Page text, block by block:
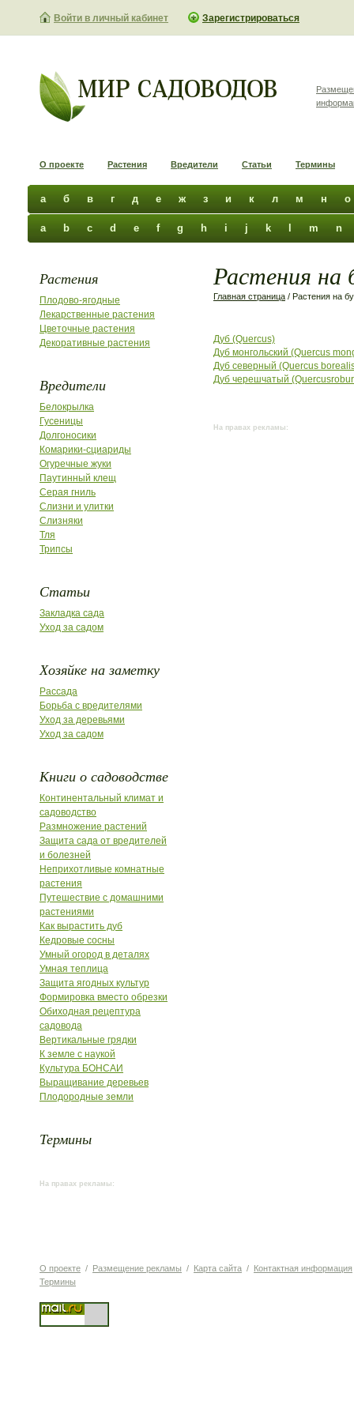
Войти в личный кабинет Зарегистрироваться
О проекте Растения Вредители Статьи Термины
а б в г д е ж з и к л м н о
a b c d e f g h i j k m n
Растения
Плодово-ягодные
Лекарственные растения
Цветочные растения
Декоративные растения
Вредители
Белокрылка
Гусеницы
Долгоносики
Комарики-сциариды
Огуречные жуки
Паутинный клещ
Серая гниль
Слизни и улитки
Слизняки
Тля
Трипсы
Статьи
Закладка сада
Уход за садом
Хозяйке на заметку
Рассада
Борьба с вредителями
Уход за деревьями
Уход за садом
Книги о садоводстве
Континентальный климат и
садоводство
Размножение растений
Защита сада от вредителей
и болезней
Неприхотливые комнатные
растения
Путешествие с домашними
растениями
Как вырастить дуб
Кедровые сосны
Умный огород в деталях
Умная теплица
Защита ягодных культур
Формировка вместо обрезки
Обиходная рецептура
садовода
Вертикальные грядки
К земле с наукой
Культура БОНСАИ
Выращивание деревьев
Плодородные земли
Термины
На правах рекламы:
Растения на
Главная страница / Растения на
Дуб (Quercus)
Дуб монгольский (Quercus
Дуб северный (Quercus
Дуб черешчатый
На правах рекламы:
О проекте / Размещение рекламы / Карта сайта / Контактная информация
Термины